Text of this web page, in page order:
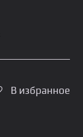
В избранное